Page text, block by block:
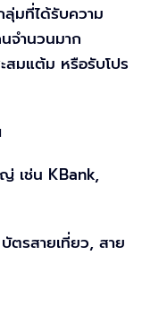
มที่ได้รับความ
จำนวนมาก
สมแต้ม หรือรับโปร
เช่น KBank,
ตรสายเที่ยว, สาย